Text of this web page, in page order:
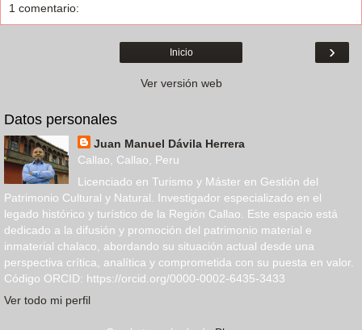
1 comentario:
›
Inicio
Ver versión web
Datos personales
Juan Manuel Dávila Herrera
Callao, Callao, Peru
Licenciado en Turismo y Máster en Gestión del
Patrimonio Cultural y Natural. Investigador especializado en el
legado histórico y turístico de la Región Callao. Este espacio está
dedicado a la difusión y promoción del patrimonio material e
inmaterial chalaco, abordando su situación actual desde una
perspectiva crítica, analítica y comprometida con su puesta en valor.
Código ORCID: https://orcid.org/0000-0002-6435-3433
Ver todo mi perfil